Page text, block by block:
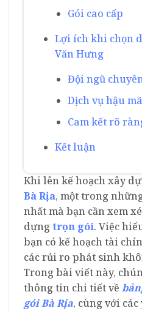
Gói cao cấp
Lợi ích khi chọn
Văn Hưng
Đội ngũ
Dịch vụ hậu
Cam kết rõ
Kết luận
Khi lên kế hoạch xây
Bà Rịa, một trong
nhất mà bạn cần xem
dựngtrọn gói. Việc
bạn có kế hoạch tài
các rủi ro phát sinh
Trong bài viết này,
thông tin chi tiết về
gói Bà Rịa, cùng với